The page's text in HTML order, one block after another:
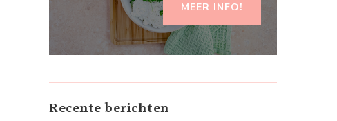
MEER INFO!
Recente berichten